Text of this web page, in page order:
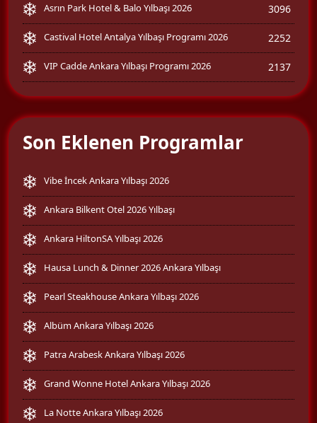
Asrın Park Hotel & Balo Yılbaşı 2026 3096
Castival Hotel Antalya Yılbaşı Programı 2026 2252
VIP Cadde Ankara Yılbaşı Programı 2026 2137
Son Eklenen Programlar
Vibe İncek Ankara Yılbaşı 2026
Ankara Bilkent Otel 2026 Yılbaşı
Ankara HiltonSA Yılbaşı 2026
Hausa Lunch & Dinner 2026 Ankara Yılbaşı
Pearl Steakhouse Ankara Yılbaşı 2026
Albüm Ankara Yılbaşı 2026
Patra Arabesk Ankara Yılbaşı 2026
Grand Wonne Hotel Ankara Yılbaşı 2026
La Notte Ankara Yılbaşı 2026